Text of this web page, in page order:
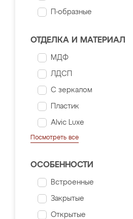
П-образные
ОТДЕЛКА И МАТЕРИАЛ
МДФ
ЛДСП
С зеркалом
Пластик
Alvic Luxe
Посмотреть все
ОСОБЕННОСТИ
Встроенные
Закрытые
Открытые